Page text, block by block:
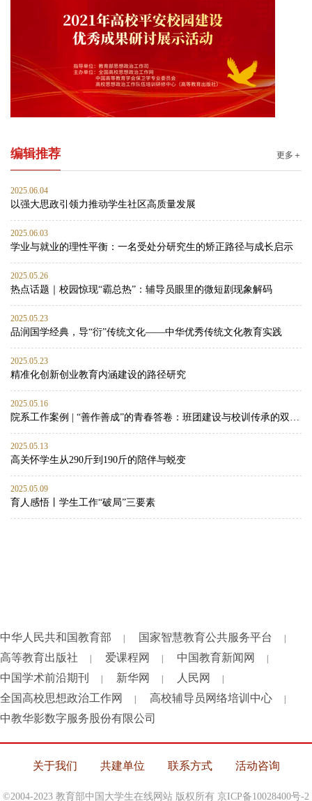
编辑推荐 更多＋
2025.06.04
以强大思政引领力推动学生社区高质量发展
2025.06.03
学业与就业的理性平衡：一名受处分研究生的矫正路径与成长启示
2025.05.26
热点话题｜校园惊现“霸总热”：辅导员眼里的微短剧现象解码
2025.05.23
品润国学经典，导“衍”传统文化——中华优秀传统文化教育实践
2025.05.23
精准化创新创业教育内涵建设的路径研究
2025.05.16
院系工作案例 | “善作善成”的青春答卷：班团建设与校训传承的双向赋能实践
2025.05.13
高关怀学生从290斤到190斤的陪伴与蜕变
2025.05.09
育人感悟丨学生工作“破局”三要素
中华人民共和国教育部 国家智慧教育公共服务平台
高等教育出版社 爱课程网 中国教育新闻网
中国学术前沿期刊 新华网 人民网
全国高校思想政治工作网 高校辅导员网络培训中心
中教华影数字服务股份有限公司
关于我们 共建单位 联系方式 活动咨询
©2004-2023 教育部中国大学生在线网站 版权所有 京ICP备10028400号-2